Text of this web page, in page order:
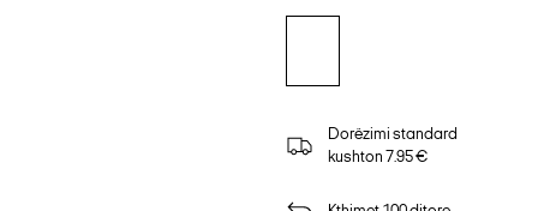
Dorëzimi standard
kushton 7.95 €